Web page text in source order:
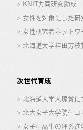
KNIT共同研究助成
女性を対象にした研
女性研究者ネットワ
北海道大学桂田芳枝
次世代育成
北海道大学大塚賞に
北大女子大学院生コ
女子中高生の理系進